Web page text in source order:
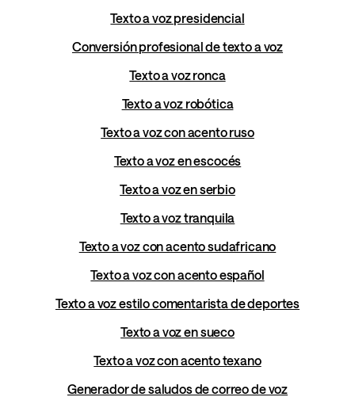
Texto a voz presidencial
Conversión profesional de texto a voz
Texto a voz ronca
Texto a voz robótica
Texto a voz con acento ruso
Texto a voz en escocés
Texto a voz en serbio
Texto a voz tranquila
Texto a voz con acento sudafricano
Texto a voz con acento español
Texto a voz estilo comentarista de deportes
Texto a voz en sueco
Texto a voz con acento texano
Generador de saludos de correo de voz